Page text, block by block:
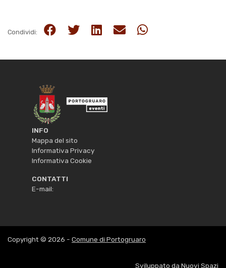
Condividi:
INFO
Mappa del sito
Informativa Privacy
Informativa Cookie
CONTATTI
E-mail:
Copyright © 2026 - Comune di Portogruaro
Sviluppato da Nuovi Spazi